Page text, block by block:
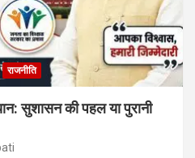
राजनीति
सुशासन की पहल या पुरानी